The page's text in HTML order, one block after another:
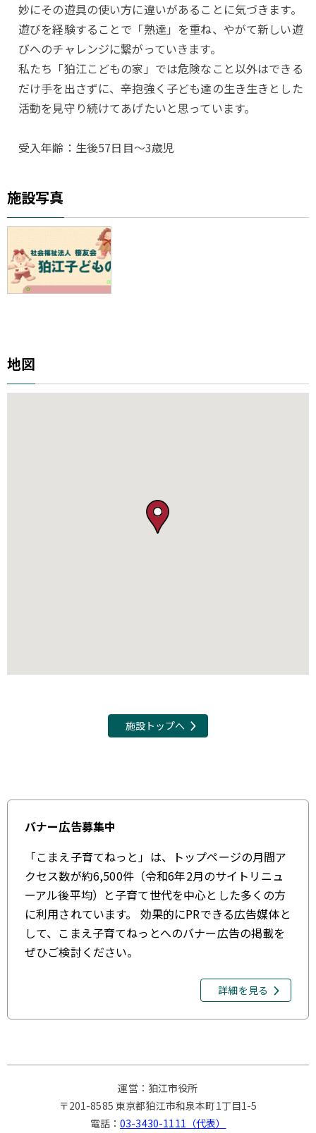
妙にその遊具の使い方に違いがあることに気づきます。
遊びを経験することで「熟達」を重ね、やがて新しい遊
びへのチャレンジに繋がっていきます。
私たち「狛江こどもの家」では危険なこと以外はできる
だけ手を出さずに、辛抱強く子ども達の生き生きとした
活動を見守り続けてあげたいと思っています。
受入年齢：生後57日目～3歳児
施設写真
地図
施設トップへ
バナー広告募集中
「こまえ子育てねっと」は、トップページの月間ア
クセス数が約6,500件（令和6年2月のサイトリニュ
ーアル後平均）と子育て世代を中心とした多くの方
に利用されています。 効果的にPRできる広告媒体と
して、こまえ子育てねっとへのバナー広告の掲載を
ぜひご検討ください。
詳細を見る
運営：狛江市役所
〒201-8585 東京都狛江市和泉本町1丁目1-5
電話：03-3430-1111（代表）